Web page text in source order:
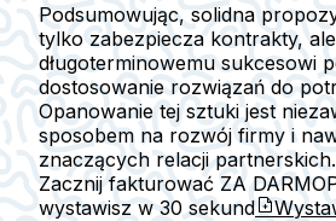
Podsumowując, solidna
tylko zabezpiecza kontrakty,
długoterminowemu sukcesowi
dostosowanie rozwiązań do
Opanowanie tej sztuki jest
sposobem na rozwój firmy i
znaczących relacji partnerskich.
Zacznij fakturować ZA DARMO
wystawisz w 30 sekund